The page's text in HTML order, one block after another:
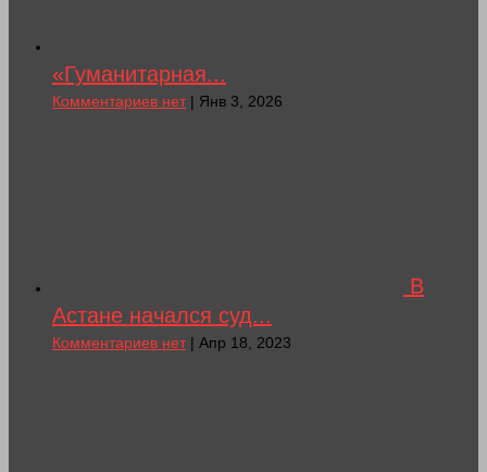
«Гуманитарная...
Комментариев нет| Янв 3, 2026
В
Астане начался суд...
Комментариев нет| Апр 18, 2023